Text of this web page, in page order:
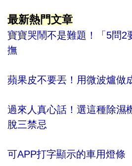
最新熱門文章
寶寶哭鬧不是難題！「5問2
撫
蘋果皮不要丟！用微波爐做
過來人真心話！選這種除濕
脫三禁忌
可APP打字顯示的車用燈條